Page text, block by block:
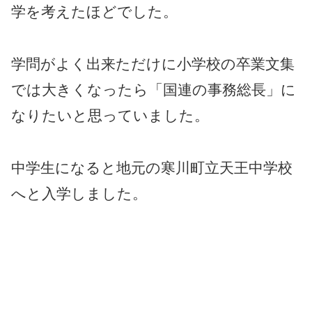
学を考えたほどでした。
学問がよく出来ただけに小学校の卒業文集
では大きくなったら「国連の事務総長」に
なりたいと思っていました。
中学生になると地元の寒川町立天王中学校
へと入学しました。